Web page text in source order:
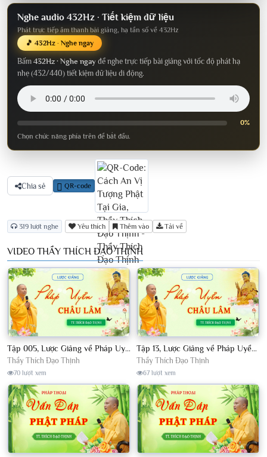
Nghe audio 432Hz · Tiết kiệm dữ liệu
Phát trực tiếp âm thanh bài giảng, hạ tần số về 432Hz
🎵 432Hz · Nghe ngay
Bấm 432Hz · Nghe ngay để nghe trực tiếp bài giảng với tốc độ phát hạ
nhẹ (432/440) tiết kiệm dữ liệu di động.
0%
Chọn chức năng phía trên để bắt đầu.
Chia sẻ QR-code
319 lượt nghe Yêu thích Thêm vào Tải về
VIDEO THẦY THÍCH ĐẠO THỊNH
Tập 005, Lược Giảng về Pháp Uyển Châu Lâm, Chủ giảng TT Thích Đạo Thịnh
Thầy Thích Đạo Thịnh
70 lượt xem
Tập 13, Lược Giảng về Pháp Uyển Châu Lâm, Chủ giảng TT Thích Đạo Thịnh
Thầy Thích Đạo Thịnh
67 lượt xem